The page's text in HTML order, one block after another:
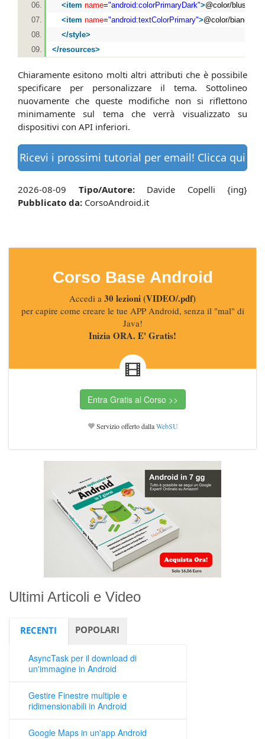
<item name="android:colorPrimaryDark">@color/bluscuro
<item name="android:textColorPrimary">@color/bianco
</style>
</resources>
Chiaramente esitono molti altri attributi che è possibile
specificare per personalizzare il tema. Sottolineo
nuovamente che queste modifiche non si riflettono
minimamente sul tema che verrà visualizzato su
dispositivi con API inferiori.
Ricevi i prossimi tutorial per email! Clicca qui
2026-08-09 Tipo/Autore:
Davide Copelli {ing}
Pubblicato da: CorsoAndroid.it
Corso Base Android
Accedi a 30 lezioni (VIDEO/.pdf)
per capire come creare le tue APP Android, senza il "mal" di
Java!
Inizia ORA. E' Gratis!
Servizio offerto dallaWebSU
Ultimi Articoli e Video
RECENTI POPOLARI
AsyncTask per il download di
un'immagine in Android
Gestire Finestre multiple e
ridimensionabili in Android
Google Maps in un'app Android